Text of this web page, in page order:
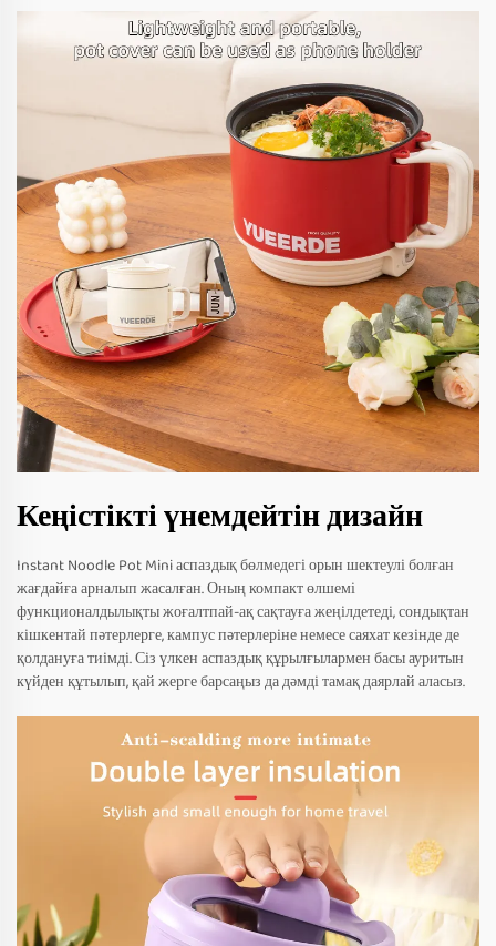
Кеңістікті үнемдейтін дизайн
Instant Noodle Pot Mini аспаздық бөлмедегі орын шектеулі болған
жағдайға арналып жасалған. Оның компакт өлшемі
функционалдылықты жоғалтпай-ақ сақтауға жеңілдетеді, сондықтан
кішкентай пәтерлерге, кампус пәтерлеріне немесе саяхат кезінде де
қолдануға тиімді. Сіз үлкен аспаздық құрылғылармен басы ауритын
күйден құтылып, қай жерге барсаңыз да дәмді тамақ даярлай аласыз.